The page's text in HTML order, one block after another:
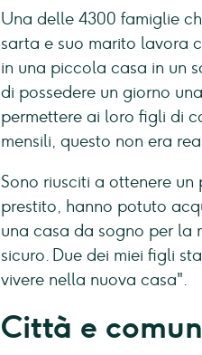
Una delle 4300 famiglie
sarta e suo marito lavora
in una piccola casa in un
di possedere un giorno
permettere ai loro figli di
mensili, questo non era
Sono riusciti a ottenere
prestito, hanno potuto
una casa da sogno per la
sicuro. Due dei miei figli
vivere nella nuova casa".
Città e